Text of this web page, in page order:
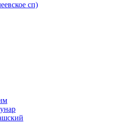
сп)